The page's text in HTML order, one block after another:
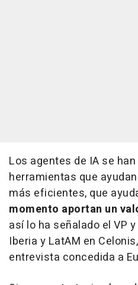
Los agentes de IA se
herramientas que
más eficientes, que
momento aportan un
así lo ha señalado el VP
Iberia y LatAM en
entrevista concedida a